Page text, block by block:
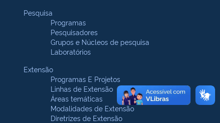
Pesquisa
Programas
Pesquisadores
Grupos e Núcleos de pesquisa
Laboratórios
Extensão
Programas E Projetos
Linhas de Extensão
Áreas temáticas
Modalidades de Extensão
Diretrizes de Extensão